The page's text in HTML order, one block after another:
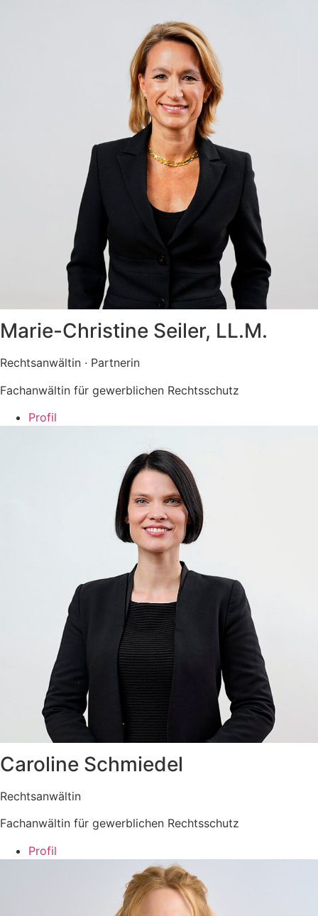
Marie-Christine Seiler, LL.M.
Rechtsanwältin · Partnerin
Fachanwältin für gewerblichen Rechtsschutz
Profil
Caroline Schmiedel
Rechtsanwältin
Fachanwältin für gewerblichen Rechtsschutz
Profil